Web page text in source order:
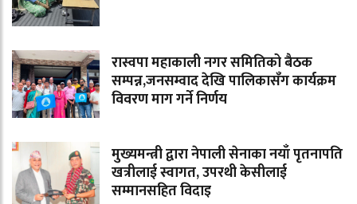
रास्वपा महाकाली नगर समितिको बैठक
सम्पन्न,जनसम्वाद देखि पालिकासँग कार्यक्रम
विवरण माग गर्ने निर्णय
मुख्यमन्त्री द्वारा नेपाली सेनाका नयाँ पृतनापति
खत्रीलाई स्वागत, उपरथी केसीलाई
सम्मानसहित विदाइ